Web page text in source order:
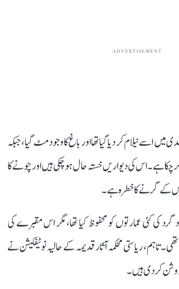
ADVERTISEMENT
میں، 19ویں صدی میں اسے نیلام کر دیا گیا تھا اور باغ کا وجود مٹ گیا، جبکہ
چکا ہے۔ اس کی دیواریں خستہ حال ہو چکی ہیں اور چونے کا
کے گرنے کا خطرہ ہے۔
کئی عمارتوں کو محفوظ کیا تھا، مگر اس مقبرے کی
تاہم، ریاستی محکمہ آثار قدیمہ کے حالیہ نوٹیفکیشن نے
روشن کر دی ہیں۔